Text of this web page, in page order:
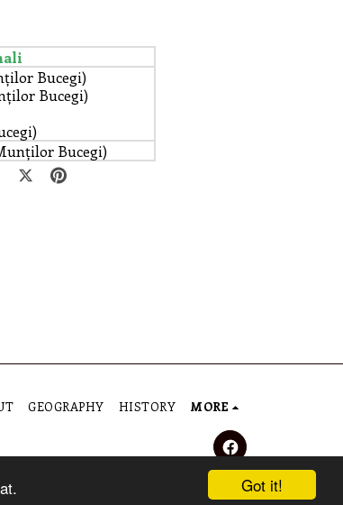
Got it!
Bucegi)
Bucegi)
Bucegi)
GEOGRAPHY HISTORY MORE